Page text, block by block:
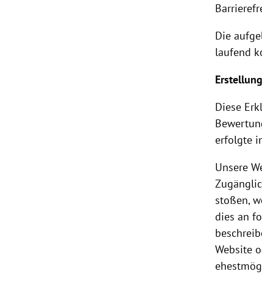
Die
laufend
Diese
erfolgte
Unsere
stoßen,
dies an
Website